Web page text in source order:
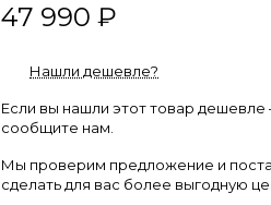
47 990 ₽
Нашли дешевле?
Если вы нашли этот товар
сообщите нам.
Мы проверим предложение и
сделать для вас более выгодную